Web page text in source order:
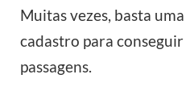
Muitas vezes, basta
cadastro para
passagens.